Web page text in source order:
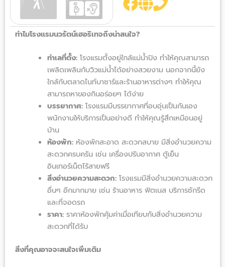
ทำไมโรงแรมนวรัตน์เฮอริเทจถึงน่าสนใจ?
ทำเลที่ตั้ง:โรงแรมตั้งอยู่ใกล้แม่น้ำปิง ทำให้คุณสามารถ
เพลิดเพลินกับวิวแม่น้ำได้อย่างสวยงาม นอกจากนี้ยัง
ใกล้กับตลาดไนท์บาซาร์และร้านอาหารต่างๆ ทำให้คุณ
สามารถหาของกินอร่อยๆ ได้ง่าย
บรรยากาศ:โรงแรมมีบรรยากาศที่อบอุ่นเป็นกันเอง
พนักงานให้บริการเป็นอย่างดี ทำให้คุณรู้สึกเหมือนอยู่
บ้าน
ห้องพัก:ห้องพักสะอาด สะดวกสบาย มีสิ่งอำนวยความ
สะดวกครบครัน เช่น เครื่องปรับอากาศ ตู้เย็น
อินเทอร์เน็ตไร้สายฟรี
สิ่งอำนวยความสะดวก:โรงแรมมีสิ่งอำนวยความสะดวก
อื่นๆ อีกมากมาย เช่น ร้านอาหาร ฟิตเนส บริการซักรีด
และที่จอดรถ
ราคา:ราคาห้องพักคุ้มค่าเมื่อเทียบกับสิ่งอำนวยความ
สะดวกที่ได้รับ
สิ่งที่คุณอาจจะสนใจเพิ่มเติม